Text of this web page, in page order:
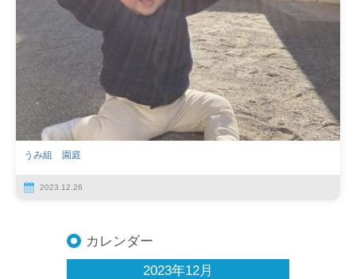
うみ組 園庭
2023.12.26
カレンダー
2023年12月